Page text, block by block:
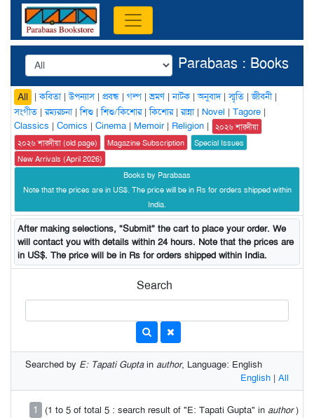
Parabaas : Books
All |কবিতা|উপন্যাস| প্রবন্ধ | গল্প |ভ্রমণ|নাটক |অনুবাদ|স্মৃতি |জীবনী|
সংগীত |রম্যরচনা|শিশু |শিশু/কিশোর|কিশোর|রান্না| Novel | Tagore |
Classics | Comics | Cinema | Memoir| Religion |
২০২৬ শারদীয়া
২০২৬ শারদীয়া (old page)
Magazine Subscription
Special Issues
New Arrivals (April 2026)
Books by Parabaas
Note that the prices are in US$. The price will be in Rs for orders shipped within
India.
After making selections, "Submit" the cart to place your order. We
will contact you with details within 24 hours. Note that the prices are
in US$. The price will be in Rs for orders shipped within India.
Search
Searched by E: Tapati Guptain author, Language: English
English | All
1 (1 to 5 of total 5 : search result of "E: Tapati Gupta" in author)